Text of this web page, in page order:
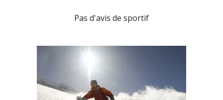
Pas d'avis de sportif